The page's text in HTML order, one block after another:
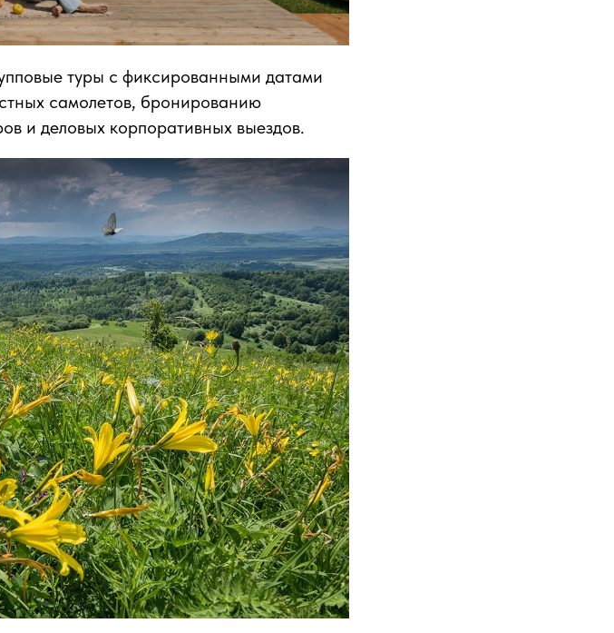
туры с фиксированными датами
самолетов, бронированию
и деловых корпоративных выездов.